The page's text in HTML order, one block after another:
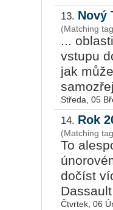
13. Nový
(Matching
...
vstupu
jak
Středa, 05
14. Rok
(Matching
To
dočíst
Čtvrtek, 06